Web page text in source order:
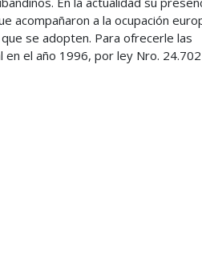
acompañaron a la ocupación
se adopten. Para ofrecerle las
el año 1996, por ley Nro. 24.702